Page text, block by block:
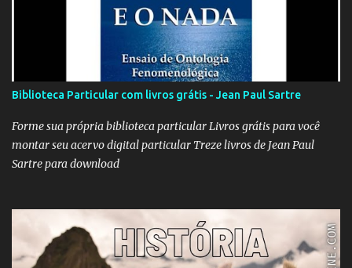
são repletos de inúmeras histórias menores (mas não menos
importantes) que passam despercebidas na maioria das vezes.
Sem dúvida alguma, este é um dos filmes mais poéticos da
produção brasileira. A beleza está na combinação das imagens,
nos curtos e certeiros textos e, principalmente, na música. Clique
aqui para conferir o vídeo e a história do Alfaiate Voador, citado
no filme . É possível atrair a atenção dos alunos com um filme
destoante das grandes pr...
Biblioteca Particular com livros grátis - Jean Paul Sartre
Forme sua própria biblioteca particular Livros grátis para você
montar seu acervo digital particular Treze livros de Jean Paul
Sartre para download